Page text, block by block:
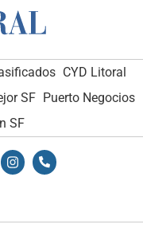
CYD Litoral
SF Puerto Negocios
SF